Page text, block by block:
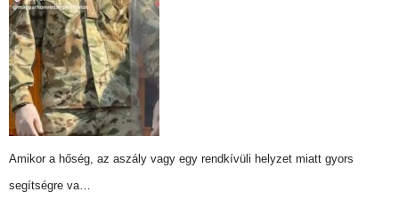
Amikor a hőség, az aszály vagy egy rendkívüli helyzet miatt gyors
segítségre va…